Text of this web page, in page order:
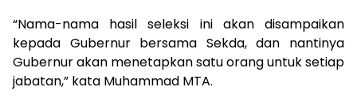
“Nama-nama hasil seleksi ini akan disampaikan
kepada Gubernur bersama Sekda, dan nantinya
Gubernur akan menetapkan satu orang untuk setiap
jabatan,” kata Muhammad MTA.